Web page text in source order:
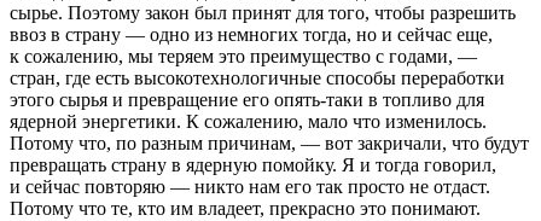
сырье. Поэтому закон был принят для того, чтобы разрешить
ввоз в страну — одно из немногих тогда, но и сейчас еще,
к сожалению, мы теряем это преимущество с годами, —
стран, где есть высокотехнологичные способы переработки
этого сырья и превращение его опять-таки в топливо для
ядерной энергетики. К сожалению, мало что изменилось.
Потому что, по разным причинам, — вот закричали, что будут
превращать страну в ядерную помойку. Я и тогда говорил,
и сейчас повторяю — никто нам его так просто не отдаст.
Потому что те, кто им владеет, прекрасно это понимают.